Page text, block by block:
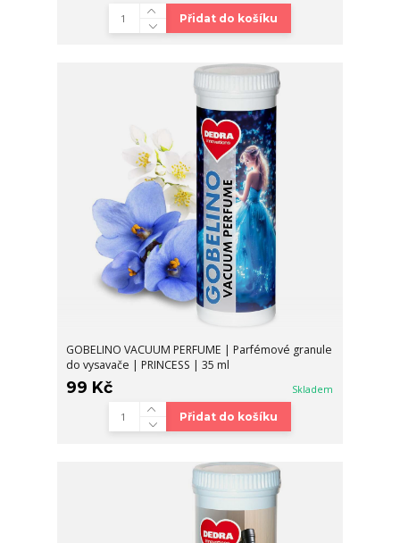
Přidat do košíku
GOBELINO VACUUM PERFUME | Parfémové granule
do vysavače | PRINCESS | 35 ml
99 Kč Skladem
Přidat do košíku